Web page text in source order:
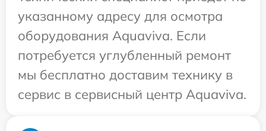
указанному адресу для осмотра
оборудования Aquaviva. Если
потребуется углубленный ремонт
мы бесплатно доставим технику в
сервис в сервисный центр Aquaviva.